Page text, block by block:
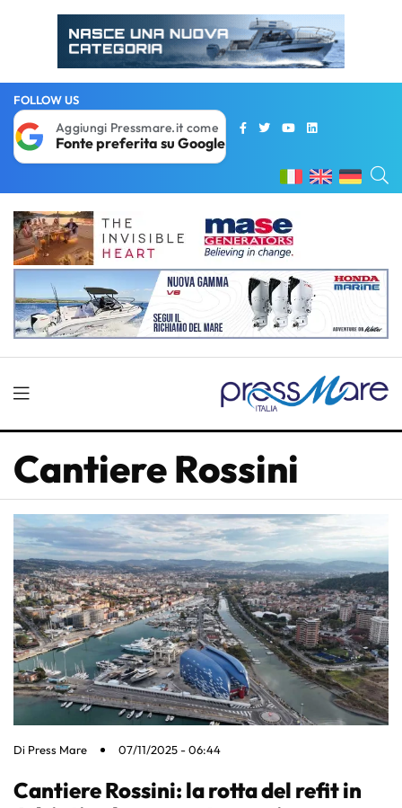
FOLLOW US
Aggiungi Pressmare.it come
Fonte preferita su Google
Cantiere Rossini
Di Press Mare 07/11/2025 - 06:44
Cantiere Rossini: la rotta del refit in